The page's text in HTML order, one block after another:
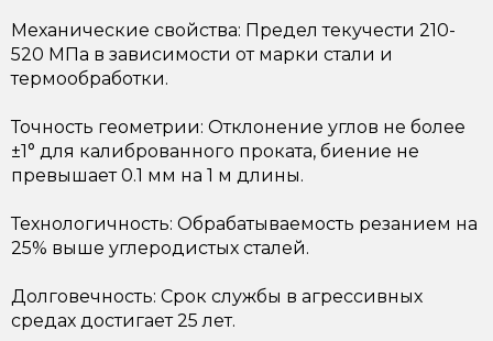
Механические свойства: Предел текучести 210-
520 МПа в зависимости от марки стали и
термообработки.
Точность геометрии: Отклонение углов не более
±1° для калиброванного проката, биение не
превышает 0.1 мм на 1 м длины.
Технологичность: Обрабатываемость резанием на
25% выше углеродистых сталей.
Долговечность: Срок службы в агрессивных
средах достигает 25 лет.